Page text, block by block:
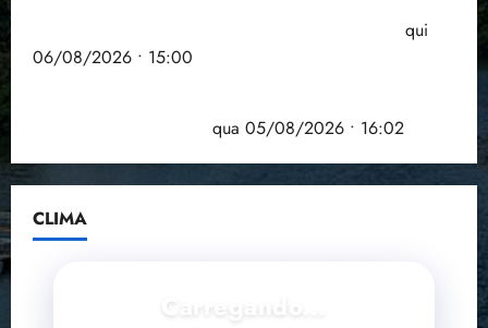
qui
06/08/2026 • 15:00
qua 05/08/2026 • 16:02
CLIMA
Carregando...